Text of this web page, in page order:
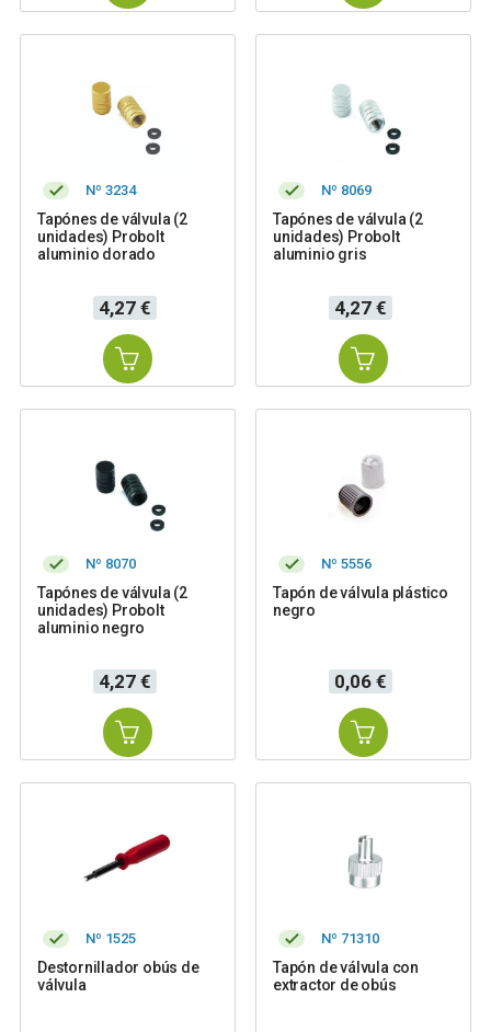
Nº 3234
Tapónes de válvula (2
unidades) Probolt
aluminio dorado
Precio
4,27 €
Nº 8069
Tapónes de válvula (2
unidades) Probolt
aluminio gris
Precio
4,27 €
Nº 8070
Tapónes de válvula (2
unidades) Probolt
aluminio negro
Precio
4,27 €
Nº 5556
Tapón de válvula plástico
negro
Precio
0,06 €
Nº 1525
Destornillador obús de
válvula
Nº 71310
Tapón de válvula con
extractor de obús